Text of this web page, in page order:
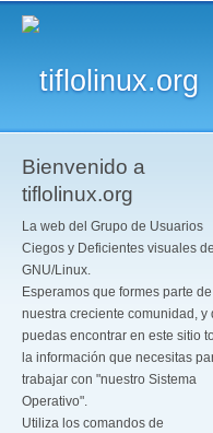
Bienvenido a
tiflolinux.org
La web del Grupo de Usuarios
Ciegos y Deficientes visuales de
GNU/Linux.
Esperamos que formes parte de
nuestra creciente comunidad, y
puedas encontrar en este sitio
la información que necesitas
trabajar con "nuestro Sistema
Operativo".
Utiliza los comandos de